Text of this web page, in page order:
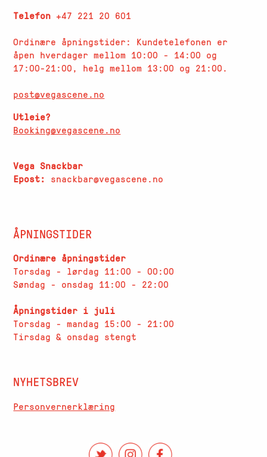
Telefon+47 221 20 601
Ordinære åpningstider: Kundetelefonen er
åpen hverdager mellom 10:00 - 14:00 og
17:00-21:00, helg mellom 13:00 og 21:00.
post@vegascene.no
Utleie?
Booking@vegascene.no
Vega Snackbar
Epost: snackbar@vegascene.no
ÅPNINGSTIDER
Ordinære åpningstider
Torsdag - lørdag 11:00 - 00:00
Søndag - onsdag 11:00 - 22:00
Åpningstider i juli
Torsdag - mandag 15:00 - 21:00
Tirsdag & onsdag stengt
NYHETSBREV
Personvernerklæring